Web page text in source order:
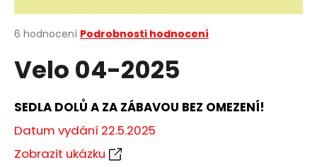
Průměrné
produktu
je
z
5
hvězdiček.
6 hodnocení Podrobnosti hodnocení
Velo 04-2025
SEDLA DOLŮ A ZA ZÁBAVOU BEZ OMEZENÍ!
Datum vydání 22.5.2025
Zobrazit ukázku
a
j
t